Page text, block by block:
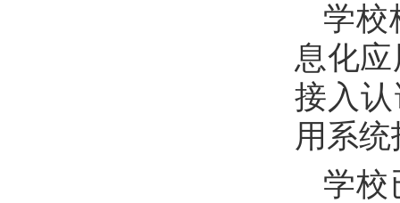
学校
息化
接入
用系
学校